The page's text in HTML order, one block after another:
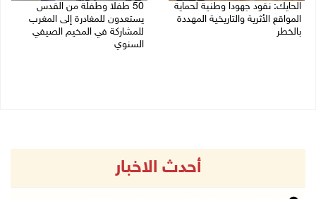
الحايك: نقود جهودا وطنية لحماية
المواقع الأثرية والتاريخية المهددة
بالخطر
50 طفلا وطفلة من القدس
يستعدون للمغادرة إلى المغرب
للمشاركة في المخيم الصيفي
السنوي
أحدث الاخبار